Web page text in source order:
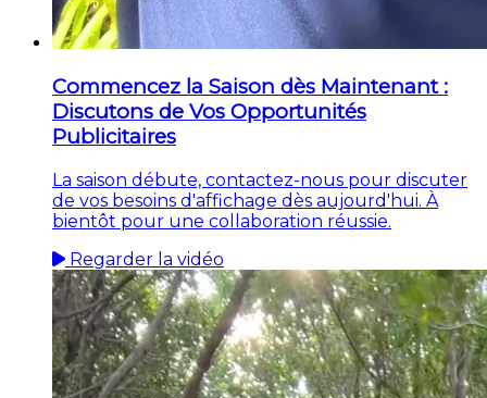
Commencez la Saison dès Maintenant :
Discutons de Vos Opportunités
Publicitaires
La saison débute, contactez-nous pour discuter
de vos besoins d'affichage dès aujourd'hui. À
bientôt pour une collaboration réussie.
Regarder la vidéo